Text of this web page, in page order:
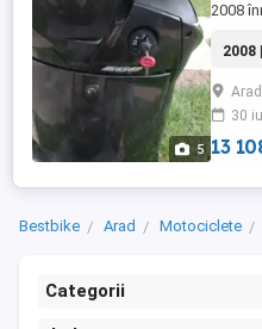
5
2008
afla in
2008
30
13
Bestbike Arad Motociclete
Categorii